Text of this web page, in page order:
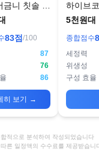
금니 칫솔 뾰
83점 /100
87
76
86
히 보기 →
하이브
어 어금
5천원대
종합점수
세정력
위생성
구성 효율
적으로 분석하여 작성되었습니다
른 일정액의 수수료를 제공받습니